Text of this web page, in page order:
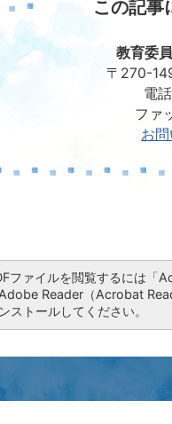
この記事
教育委
〒270-
電
ファ
お
ファイルを閲覧するには「
Adobe Reader（Acrobat
ストールしてください。